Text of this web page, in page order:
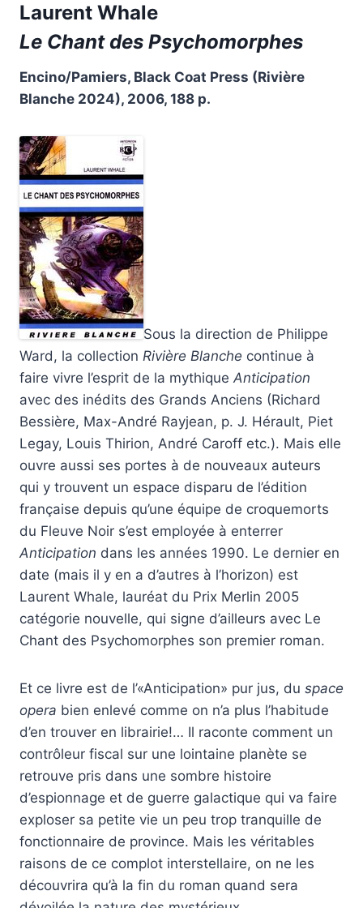
Laurent Whale
Le Chant des Psychomorphes
Encino/Pamiers, Black Coat Press (Rivière
Blanche 2024), 2006, 188 p.
Sous la direction de Philippe
Ward, la collection Rivière Blanche continue à
faire vivre l’esprit de la mythique Anticipation
avec des inédits des Grands Anciens (Richard
Bessière, Max-André Rayjean, p. J. Hérault, Piet
Legay, Louis Thirion, André Caroff etc.). Mais elle
ouvre aussi ses portes à de nouveaux auteurs
qui y trouvent un espace disparu de l’édition
française depuis qu’une équipe de croquemorts
du Fleuve Noir s’est employée à enterrer
Anticipation dans les années 1990. Le dernier en
date (mais il y en a d’autres à l’horizon) est
Laurent Whale, lauréat du Prix Merlin 2005
catégorie nouvelle, qui signe d’ailleurs avec Le
Chant des Psychomorphes son premier roman.
Et ce livre est de l’«Anticipation» pur jus, du space
opera bien enlevé comme on n’a plus l’habitude
d’en trouver en librairie!… Il raconte comment un
contrôleur fiscal sur une lointaine planète se
retrouve pris dans une sombre histoire
d’espionnage et de guerre galactique qui va faire
exploser sa petite vie un peu trop tranquille de
fonctionnaire de province. Mais les véritables
raisons de ce complot interstellaire, on ne les
découvrira qu’à la fin du roman quand sera